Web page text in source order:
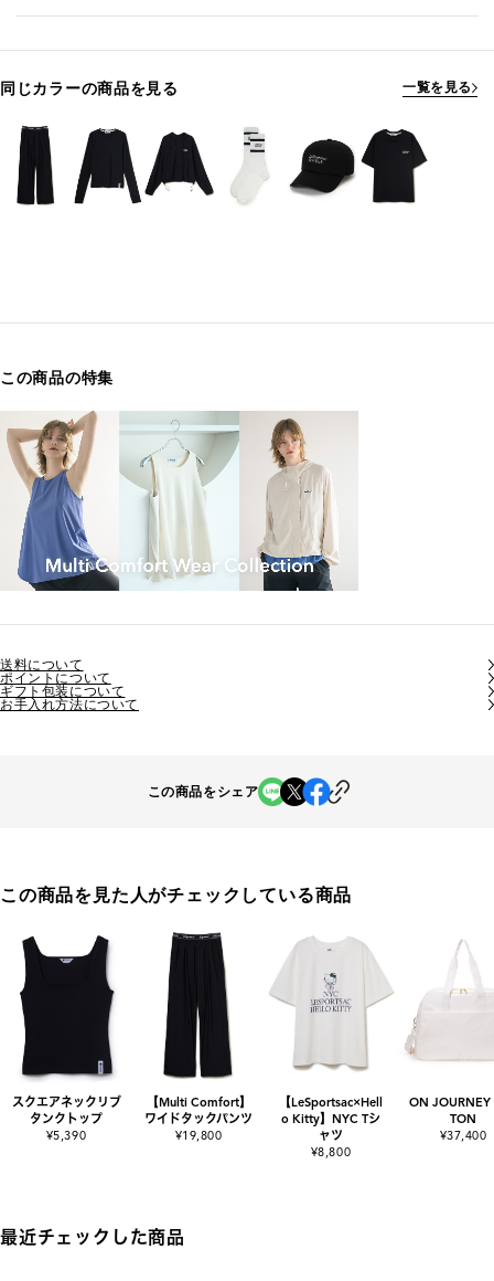
同じカラーの商品を見る 一覧を見る
この商品の特集
送料について
ポイントについて
ギフト包装について
お手入れ方法について
この商品をシェア
この商品を見た人がチェックしている商品
スクエアネックリブ
タンクトップ
¥5,390
【Multi Comfort】
ワイドタックパンツ
¥19,800
【LeSportsac×Hell
o Kitty】NYC Tシ
ャツ
¥8,800
ON JOURNEY
TON
¥37,400
最近チェックした商品